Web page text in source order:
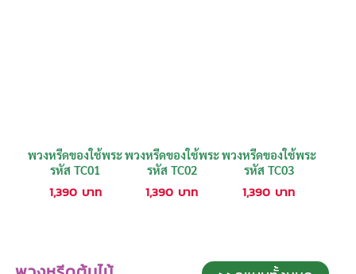
พวงหรีดของใช้พระ
รหัส TC01
1,390 บาท
พวงหรีดของใช้พระ
รหัส TC02
1,390 บาท
พวงหรีดของใช้พระ
รหัส TC03
1,390 บาท